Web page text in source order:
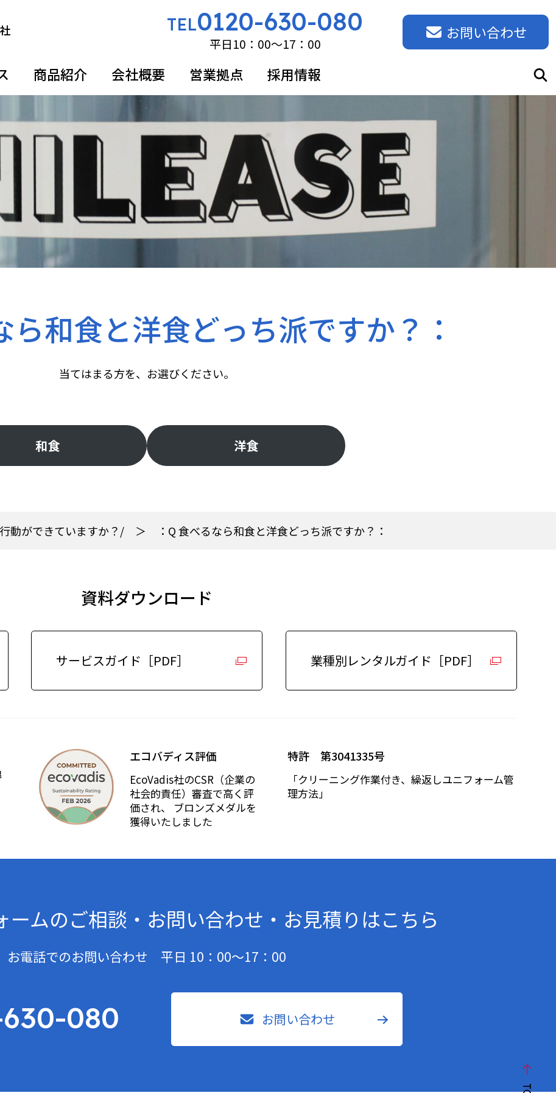
TEL0120-630-080
平日10：00～17：00
お問い合わせ
商品紹介 会社概要 営業拠点 採用情報
ら和食と洋食どっち派ですか？：
当てはまる方を、お選びください。
和食 洋食
動ができていますか？/ ：Q 食べるなら和食と洋食どっち派ですか？：
資料ダウンロード
サービスガイド［PDF］ 業種別レンタルガイド［PDF］
エコバディス評価
EcoVadis社のCSR（企業の
社会的責任）審査で⾼く評
価され、 ブロンズメダルを
獲得いたしました
特許 第3041335号
「クリーニング作業付き、繰返しユニフォーム管
理方法」
ームのご相談・お問い合わせ・お見積りはこちら
お電話でのお問い合わせ 平日 10：00〜17：00
080 お問い合わせ